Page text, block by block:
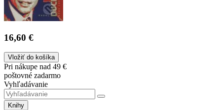
16,60 €
Vložiť do košíka
Pri nákupe nad 49 €
poštovné zadarmo
Vyhľadávanie
Knihy